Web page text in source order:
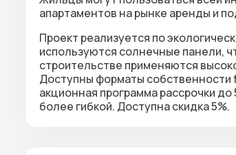
апартаментов на рынке аренды и
Проект реализуется по
используются солнечные панели,
строительстве применяются
Доступны форматы собственности
акционная программа рассрочки
более гибкой. Доступна скидка 5%.